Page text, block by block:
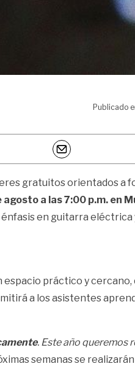
Publicado
gratuitos orientados a
a las 7:00 p.m. en
en guitarra eléctrica
espacio práctico y
a los asistentes
. Este año queremos
semanas se